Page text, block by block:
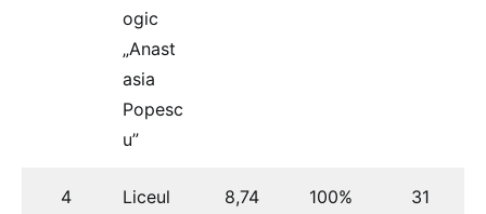
ogic
„Anast
asia
Popesc
u”
4
Liceul
8,74 100% 31